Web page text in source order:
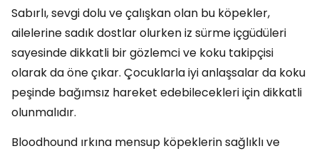
Sabırlı, sevgi dolu ve çalışkan olan bu köpekler,
ailelerine sadık dostlar olurken iz sürme içgüdüleri
sayesinde dikkatli bir gözlemci ve koku takipçisi
olarak da öne çıkar. Çocuklarla iyi anlaşsalar da koku
peşinde bağımsız hareket edebilecekleri için dikkatli
olunmalıdır.
Bloodhound ırkına mensup köpeklerin sağlıklı ve